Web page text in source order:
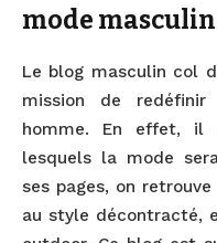
mode
Le blog masculin col
mission de
homme. En effet, il
lesquels la mode
ses pages, on
au style décontracté,